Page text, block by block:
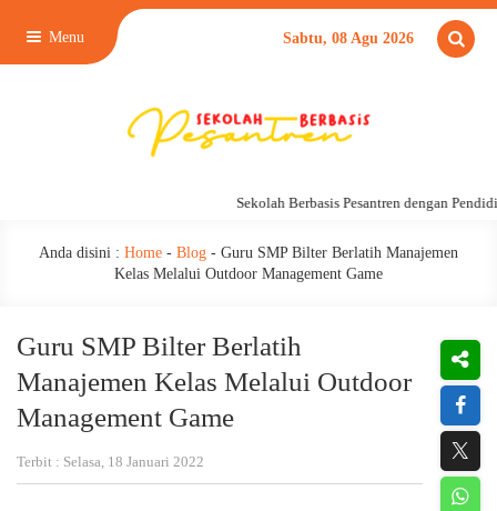
Menu Sabtu, 08 Agu 2026
Sekolah Berbasis Pesantren dengan
Anda disini : Home - Blog - Guru SMP Bilter Berlatih Manajemen
Kelas Melalui Outdoor Management Game
Guru SMP Bilter Berlatih
Manajemen Kelas Melalui Outdoor
Management Game
Terbit : Selasa, 18 Januari 2022